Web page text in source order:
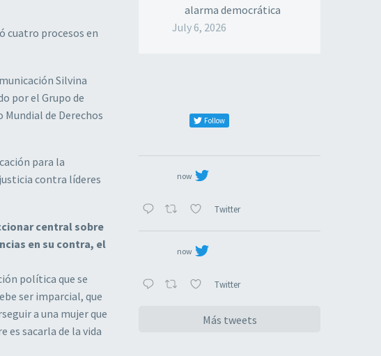
cuatro procesos en
Silvina
por el Grupo de
de Derechos
para la
contra líderes
central sobre
en su contra, el
política que se
ser imparcial, que
a una mujer que
es sacarla de la vida
alarma democrática
July 6, 2026
Follow
now
Twitter
now
Twitter
Más tweets